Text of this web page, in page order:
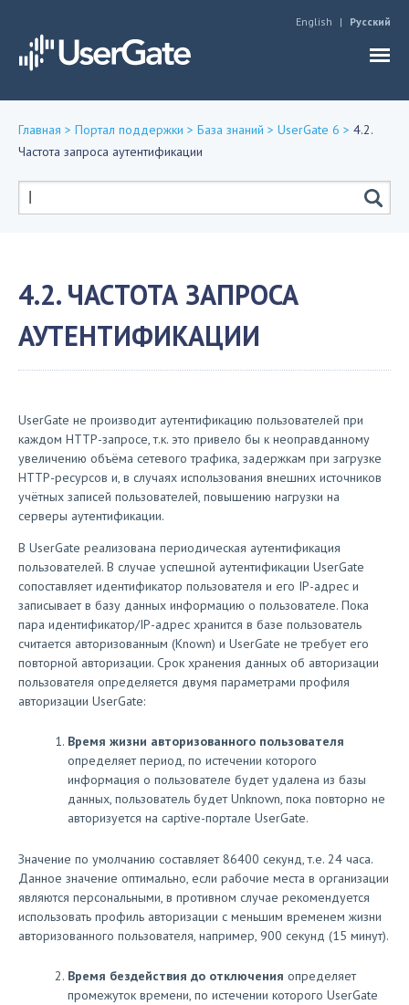
English Русский
Вы
здесь
Главная > Портал поддержки > База знаний > UserGate 6 > 4.2.
Частота запроса аутентификации
4.2. ЧАСТОТА ЗАПРОСА
АУТЕНТИФИКАЦИИ
UserGate не производит аутентификацию пользователей при
каждом HTTP-запросе, т.к. это привело бы к неоправданному
увеличению объёма сетевого трафика, задержкам при загрузке
HTTP-ресурсов и, в случаях использования внешних источников
учётных записей пользователей, повышению нагрузки на
серверы аутентификации.
В UserGate реализована периодическая аутентификация
пользователей. В случае успешной аутентификации UserGate
сопоставляет идентификатор пользователя и его IP-адрес и
записывает в базу данных информацию о пользователе. Пока
пара идентификатор/IP-адрес хранится в базе пользователь
считается авторизованным (Known) и UserGate не требует его
повторной авторизации. Срок хранения данных об авторизации
пользователя определяется двумя параметрами профиля
авторизации UserGate:
Время жизни авторизованного пользователя
определяет период, по истечении которого
информация о пользователе будет удалена из базы
данных, пользователь будет Unknown, пока повторно не
авторизуется на captive-портале UserGate.
Значение по умолчанию составляет 86400 секунд, т.е. 24 часа.
Данное значение оптимально, если рабочие места в организации
являются персональными, в противном случае рекомендуется
использовать профиль авторизации с меньшим временем жизни
авторизованного пользователя, например, 900 секунд (15 минут).
Время бездействия до отключения определяет
промежуток времени, по истечении которого UserGate